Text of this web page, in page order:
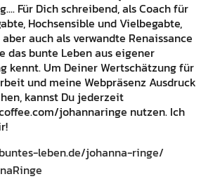
Für Dich schreibend, als Coach für
Hochsensible und Vielbegabte,
auch als verwandte Renaissance
das bunte Leben aus eigener
kennt. Um Deiner Wertschätzung für
und meine Webpräsenz Ausdruck
kannst Du jederzeit
johannaringe nutzen. Ich
leben.de/johanna-ringe/